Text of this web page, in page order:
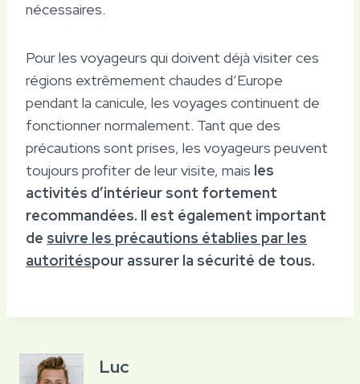
nécessaires.
Pour les voyageurs qui doivent déjà visiter ces
régions extrêmement chaudes d’Europe
pendant la canicule, les voyages continuent de
fonctionner normalement. Tant que des
précautions sont prises, les voyageurs peuvent
toujours profiter de leur visite, mais les
activités d’intérieur sont fortement
recommandées. Il est également important
de suivre les précautions établies par les
autoritéspour assurer la sécurité de tous.
Luc